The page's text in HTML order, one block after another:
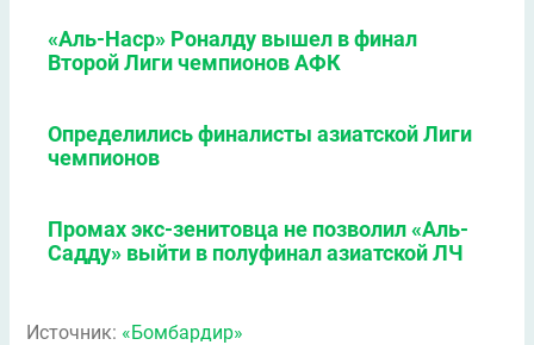
«Аль-Наср» Роналду вышел в финал
Второй Лиги чемпионов АФК
Определились финалисты азиатской Лиги
чемпионов
Промах экс-зенитовца не позволил «Аль-
Садду» выйти в полуфинал азиатской ЛЧ
Источник: «Бомбардир»